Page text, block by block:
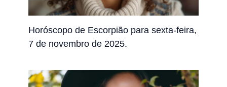
Horóscopo de Escorpião para sexta-feira,
7 de novembro de 2025.